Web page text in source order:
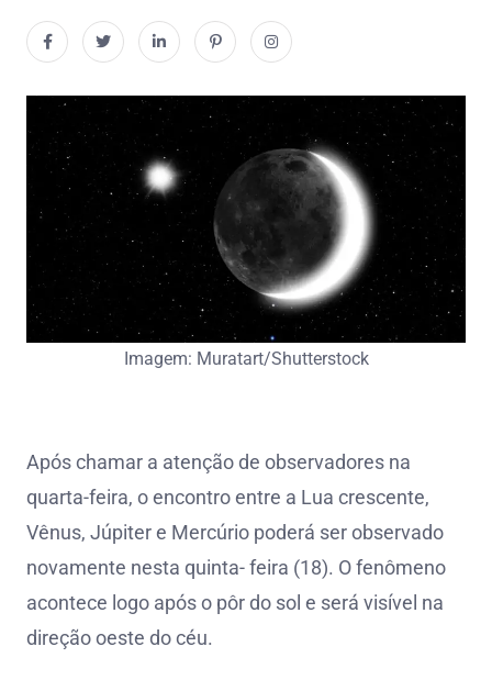
Imagem: Muratart/Shutterstock
Após chamar a atenção de observadores na
quarta-feira, o encontro entre a Lua crescente,
Vênus, Júpiter e Mercúrio poderá ser observado
novamente nesta quinta- feira (18). O fenômeno
acontece logo após o pôr do sol e será visível na
direção oeste do céu.